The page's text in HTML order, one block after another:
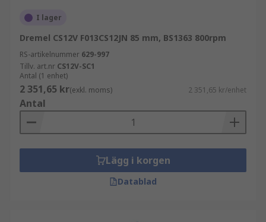
I lager
Dremel CS12V F013CS12JN 85 mm, BS1363 800rpm
RS-artikelnummer 629-997
Tillv. art.nr CS12V-SC1
Antal (1 enhet)
2 351,65 kr(exkl. moms) 2 351,65 kr/enhet
Antal
Lägg i korgen
Datablad